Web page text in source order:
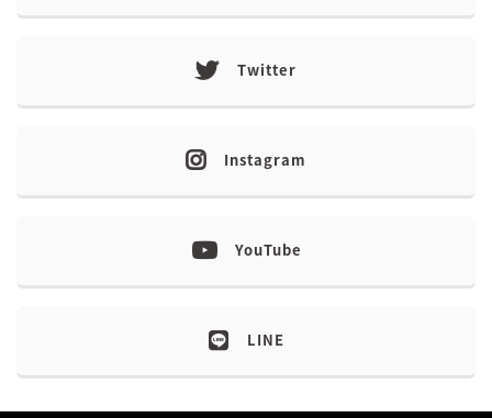
Twitter
Instagram
YouTube
LINE